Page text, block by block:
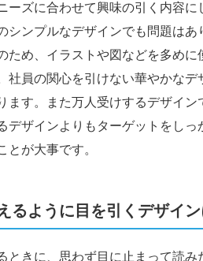
ーズに合わせて興味の引く内容
シンプルなデザインでも問題は
ため、イラストや図などを多め
社員の関心を引けない華やかな
ます。また万人受けするデザイ
デザインよりもターゲットをし
とが大事です。
るように目を引くデザイ
ときに、思わず目に止まって読